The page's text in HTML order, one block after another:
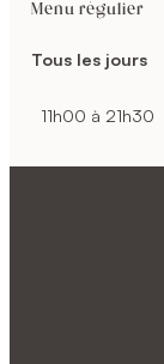
Menu régulier
Tous les jours
11h00 à 21h30